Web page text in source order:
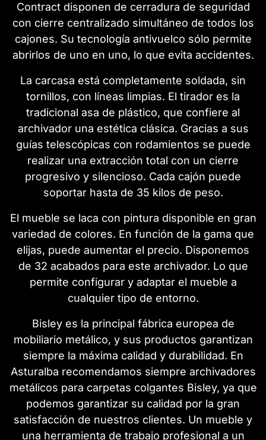
Contract disponen de cerradura de seguridad
con cierre centralizado simultáneo de todos los
cajones. Su tecnología antivuelco sólo permite
abrirlos de uno en uno, lo que evita accidentes.
La carcasa está completamente soldada, sin
tornillos, con líneas limpias. El tirador es la
tradicional asa de plástico, que confiere al
archivador una estética clásica. Gracias a sus
guías telescópicas con rodamientos se puede
realizar una extracción total con un cierre
progresivo y silencioso. Cada cajón puede
soportar hasta de 35 kilos de peso.
El mueble se laca con pintura disponible en gran
variedad de colores. En función de la gama que
elijas, puede aumentar el precio. Disponemos
de 32 acabados para este archivador. Lo que
permite configurar y adaptar el mueble a
cualquier tipo de entorno.
Bisley es la principal fábrica europea de
mobiliario metálico, y sus productos garantizan
siempre la máxima calidad y durabilidad. En
Asturalba recomendamos siempre archivadores
metálicos para carpetas colgantes Bisley, ya que
podemos garantizar su calidad por la gran
satisfacción de nuestros clientes. Un mueble y
una herramienta de trabajo profesional a un